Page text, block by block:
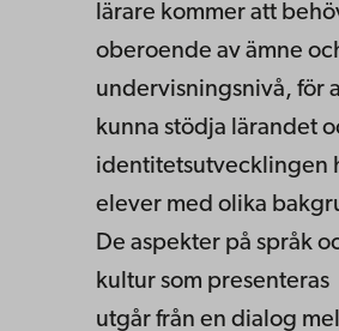
lärare kommer att
oberoende av ämne
undervisningsnivå, för
kunna stödja lärandet
identitetsutvecklingen
elever med olika
De aspekter på språk
kultur som presenteras
utgår från en dialog